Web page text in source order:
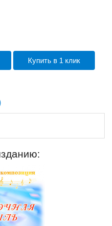
Купить в 1 клик